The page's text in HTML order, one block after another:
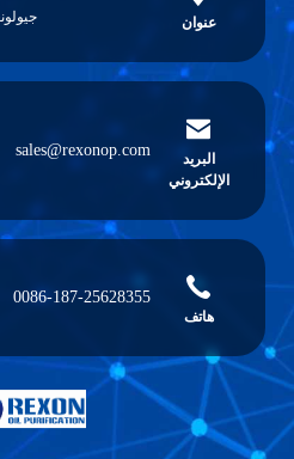
عنوان
البريد
الإلكتروني
sales@rexonop.com
هاتف
0086-187-25628355